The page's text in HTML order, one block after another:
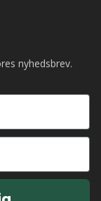
nyhedsbrev.